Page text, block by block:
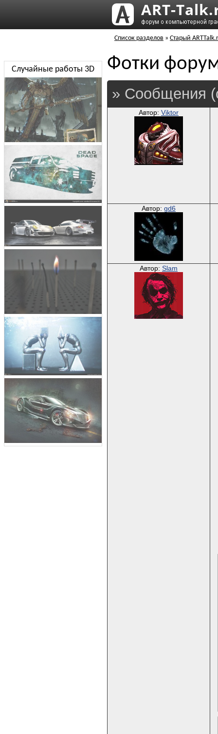
Список разделов » Старый
Фотки
» Сообщения
Автор: Viktor
Автор: gd6
Автор: Slam
Случайные работы 3D